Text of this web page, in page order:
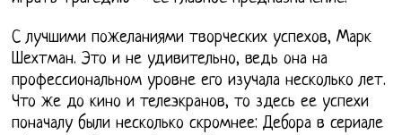
С лучшими пожеланиями творческих успехов, Марк
Шехтман. Это и не удивительно, ведь она на
профессиональном уровне его изучала несколько лет.
Что же до кино и телеэкранов, то здесь ее успехи
поначалу были несколько скромнее: Дебора в сериале